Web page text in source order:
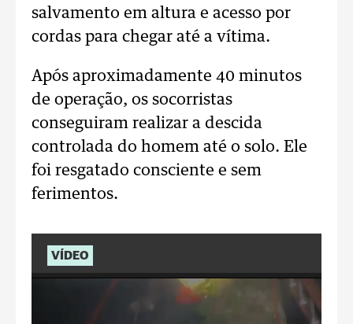
salvamento em altura e acesso por
cordas para chegar até a vítima.
Após aproximadamente 40 minutos
de operação, os socorristas
conseguiram realizar a descida
controlada do homem até o solo. Ele
foi resgatado consciente e sem
ferimentos.
VÍDEO